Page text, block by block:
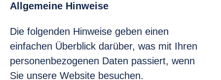
Allgemeine Hinweise
Die folgenden Hinweise geben einen
einfachen Überblick darüber, was mit Ihren
personenbezogenen Daten passiert, wenn
Sie unsere Website besuchen.